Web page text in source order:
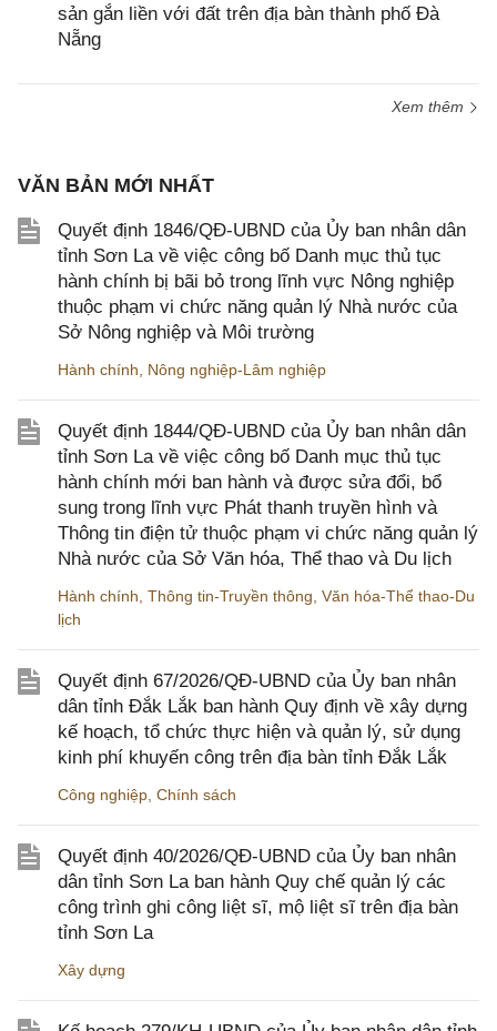
sản gắn liền với đất trên địa bàn thành phố Đà
Nẵng
Xem thêm
VĂN BẢN MỚI NHẤT
Quyết định 1846/QĐ-UBND của Ủy ban nhân dân
tỉnh Sơn La về việc công bố Danh mục thủ tục
hành chính bị bãi bỏ trong lĩnh vực Nông nghiệp
thuộc phạm vi chức năng quản lý Nhà nước của
Sở Nông nghiệp và Môi trường
Hành chính Nông nghiệp-Lâm nghiệp
Quyết định 1844/QĐ-UBND của Ủy ban nhân dân
tỉnh Sơn La về việc công bố Danh mục thủ tục
hành chính mới ban hành và được sửa đổi, bổ
sung trong lĩnh vực Phát thanh truyền hình và
Thông tin điện tử thuộc phạm vi chức năng quản lý
Nhà nước của Sở Văn hóa, Thể thao và Du lịch
Hành chính Thông tin-Truyền thông Văn hóa-Thể thao-Du
lịch
Quyết định 67/2026/QĐ-UBND của Ủy ban nhân
dân tỉnh Đắk Lắk ban hành Quy định về xây dựng
kế hoạch, tổ chức thực hiện và quản lý, sử dụng
kinh phí khuyến công trên địa bàn tỉnh Đắk Lắk
Công nghiệp Chính sách
Quyết định 40/2026/QĐ-UBND của Ủy ban nhân
dân tỉnh Sơn La ban hành Quy chế quản lý các
công trình ghi công liệt sĩ, mộ liệt sĩ trên địa bàn
tỉnh Sơn La
Xây dựng